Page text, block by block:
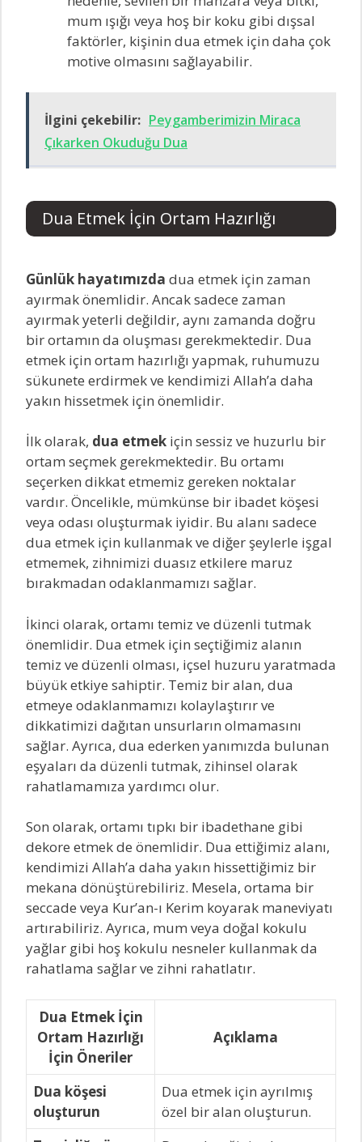
mum ışığı veya hoş bir koku gibi dışsal
faktörler, kişinin dua etmek için daha çok
motive olmasını sağlayabilir.
İlgini çekebilir: Peygamberimizin Miraca
Çıkarken Okuduğu Dua
Dua Etmek İçin Ortam Hazırlığı
Günlük hayatımızda dua etmek için zaman
ayırmak önemlidir. Ancak sadece zaman
ayırmak yeterli değildir, aynı zamanda doğru
bir ortamın da oluşması gerekmektedir. Dua
etmek için ortam hazırlığı yapmak, ruhumuzu
sükunete erdirmek ve kendimizi Allah’a daha
yakın hissetmek için önemlidir.
İlk olarak, dua etmek için sessiz ve huzurlu bir
ortam seçmek gerekmektedir. Bu ortamı
seçerken dikkat etmemiz gereken noktalar
vardır. Öncelikle, mümkünse bir ibadet köşesi
veya odası oluşturmak iyidir. Bu alanı sadece
dua etmek için kullanmak ve diğer şeylerle işgal
etmemek, zihnimizi duasız etkilere maruz
bırakmadan odaklanmamızı sağlar.
İkinci olarak, ortamı temiz ve düzenli tutmak
önemlidir. Dua etmek için seçtiğimiz alanın
temiz ve düzenli olması, içsel huzuru yaratmada
büyük etkiye sahiptir. Temiz bir alan, dua
etmeye odaklanmamızı kolaylaştırır ve
dikkatimizi dağıtan unsurların olmamasını
sağlar. Ayrıca, dua ederken yanımızda bulunan
eşyaları da düzenli tutmak, zihinsel olarak
rahatlamamıza yardımcı olur.
Son olarak, ortamı tıpkı bir ibadethane gibi
dekore etmek de önemlidir. Dua ettiğimiz alanı,
kendimizi Allah’a daha yakın hissettiğimiz bir
mekana dönüştürebiliriz. Mesela, ortama bir
seccade veya Kur’an-ı Kerim koyarak maneviyatı
artırabiliriz. Ayrıca, mum veya doğal kokulu
yağlar gibi hoş kokulu nesneler kullanmak da
rahatlama sağlar ve zihni rahatlatır.
Dua Etmek İçin
Ortam Hazırlığı
İçin Öneriler
Açıklama
Dua köşesi
oluşturun
Dua etmek için ayrılmış
özel bir alan oluşturun.